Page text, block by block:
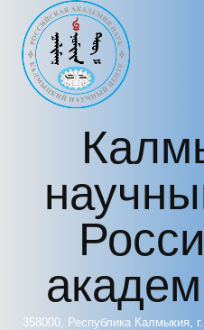
Перейти к основному содержанию
358000, Республика Калмыкия,